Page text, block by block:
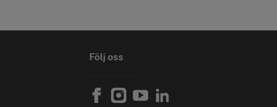
Följ oss